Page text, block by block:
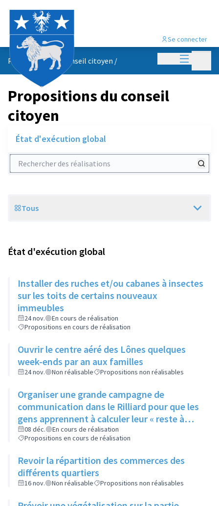
Menu
Se connecter
Propositions du conseil citoyen /
Propositions du conseil
citoyen
État d'exécution global
Rechercher des réalisations
Scope
Tous
État d'exécution global
Installer des ruches et/ou cabanes à insectes
sur les toits de certains nouveaux
immeubles
24 nov.
En cours de réalisation
Propositions en cours de réalisation
Ouvrir le centre aéré des Lônes quelques
week-ends par an aux familles
24 nov. Non réalisable Propositions non réalisables
Organiser une grande campagne de
communication dans le Rilliard pour que les
gens apprennent à calculer leur « reste à
vivre »
08 déc.
En cours de réalisation
Propositions en cours de réalisation
Revoir la répartition des commerces des
différents quartiers
16 nov. Non réalisable Propositions non réalisables